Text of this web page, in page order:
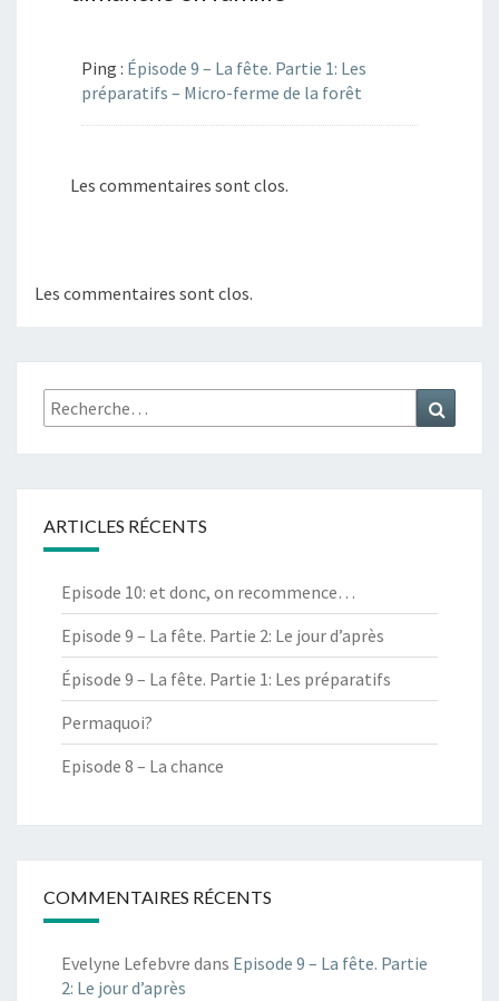
Ping : Épisode 9 – La fête. Partie 1: Les
préparatifs – Micro-ferme de la forêt
Les commentaires sont clos.
Les commentaires sont clos.
Rechercher :
ARTICLES RÉCENTS
Episode 10: et donc, on recommence…
Episode 9 – La fête. Partie 2: Le jour d’après
Épisode 9 – La fête. Partie 1: Les préparatifs
Permaquoi?
Episode 8 – La chance
COMMENTAIRES RÉCENTS
Evelyne Lefebvre dans Episode 9 – La fête. Partie
2: Le jour d’après